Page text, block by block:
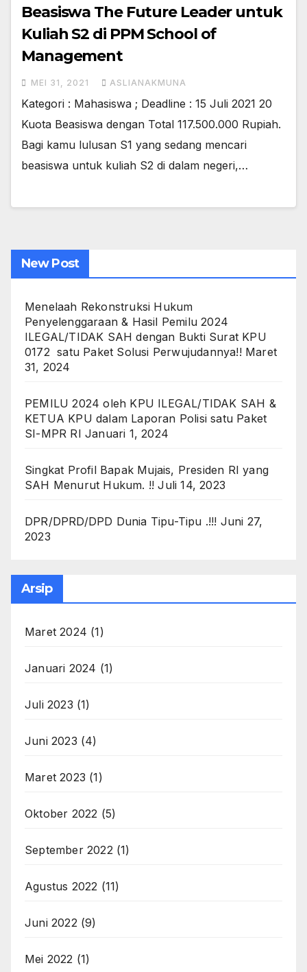
Beasiswa The Future Leader untuk
Kuliah S2 di PPM School of
Management
MEI 31, 2021 ASLIANAKMUNA
Kategori : Mahasiswa ; Deadline : 15 Juli 2021 20
Kuota Beasiswa dengan Total 117.500.000 Rupiah.
Bagi kamu lulusan S1 yang sedang mencari
beasiswa untuk kuliah S2 di dalam negeri,…
New Post
Menelaah Rekonstruksi Hukum
Penyelenggaraan & Hasil Pemilu 2024
ILEGAL/TIDAK SAH dengan Bukti Surat KPU
0172 satu Paket Solusi Perwujudannya!! Maret
31, 2024
PEMILU 2024 oleh KPU ILEGAL/TIDAK SAH &
KETUA KPU dalam Laporan Polisi satu Paket
SI-MPR RI Januari 1, 2024
Singkat Profil Bapak Mujais, Presiden RI yang
SAH Menurut Hukum. !! Juli 14, 2023
DPR/DPRD/DPD Dunia Tipu-Tipu .!!! Juni 27,
2023
Arsip
Maret 2024 (1)
Januari 2024 (1)
Juli 2023 (1)
Juni 2023 (4)
Maret 2023 (1)
Oktober 2022 (5)
September 2022 (1)
Agustus 2022 (11)
Juni 2022 (9)
Mei 2022 (1)